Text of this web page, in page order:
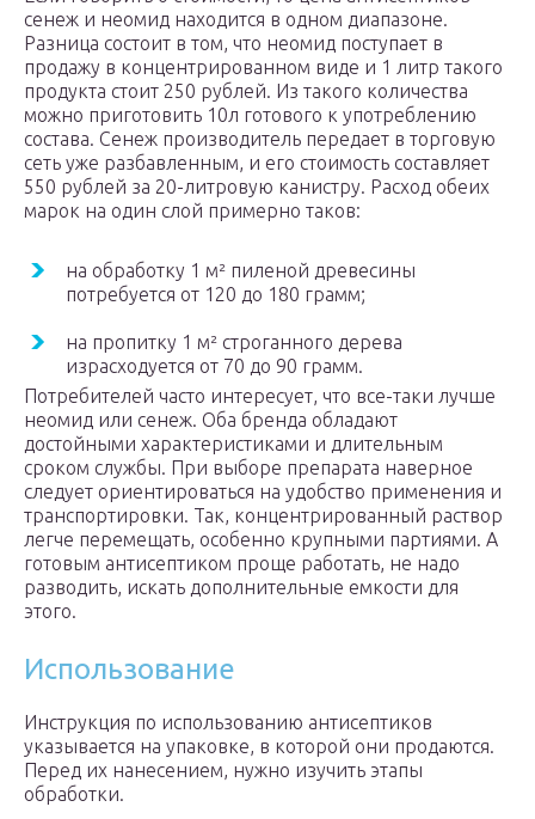
сенеж и неомид находится в одном диапазоне.
Разница состоит в том, что неомид поступает в
продажу в концентрированном виде и 1 литр такого
продукта стоит 250 рублей. Из такого количества
можно приготовить 10л готового к употреблению
состава. Сенеж производитель передает в торговую
сеть уже разбавленным, и его стоимость составляет
550 рублей за 20-литровую канистру. Расход обеих
марок на один слой примерно таков:
на обработку 1 м² пиленой древесины
потребуется от 120 до 180 грамм;
на пропитку 1 м² строганного дерева
израсходуется от 70 до 90 грамм.
Потребителей часто интересует, что все-таки лучше
неомид или сенеж. Оба бренда обладают
достойными характеристиками и длительным
сроком службы. При выборе препарата наверное
следует ориентироваться на удобство применения и
транспортировки. Так, концентрированный раствор
легче перемещать, особенно крупными партиями. А
готовым антисептиком проще работать, не надо
разводить, искать дополнительные емкости для
этого.
Использование
Инструкция по использованию антисептиков
указывается на упаковке, в которой они продаются.
Перед их нанесением, нужно изучить этапы
обработки.